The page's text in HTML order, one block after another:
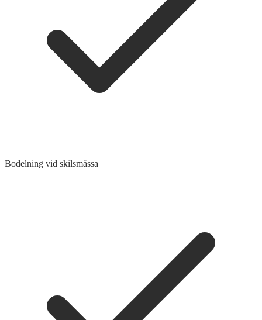
Bodelning vid skilsmässa